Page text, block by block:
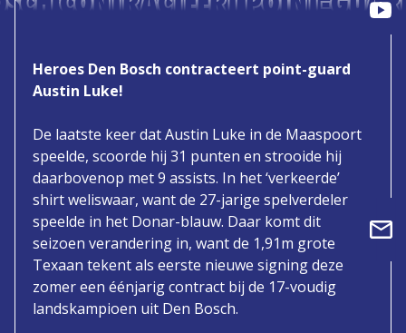
Heroes Den Bosch contracteert point-guard
Austin Luke!
De laatste keer dat Austin Luke in de Maaspoort
speelde, scoorde hij 31 punten en strooide hij
daarbovenop met 9 assists. In het ‘verkeerde’
shirt weliswaar, want de 27-jarige spelverdeler
speelde in het Donar-blauw. Daar komt dit
seizoen verandering in, want de 1,91m grote
Texaan tekent als eerste nieuwe signing deze
zomer een éénjarig contract bij de 17-voudig
landskampioen uit Den Bosch.